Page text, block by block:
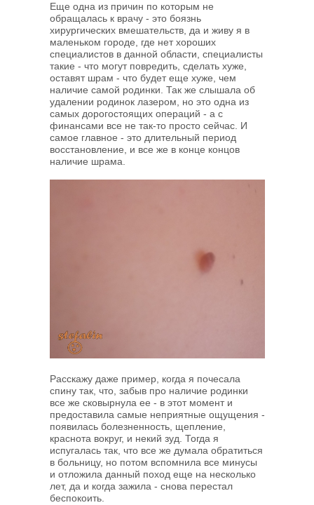
Еще одна из причин по которым не
обращалась к врачу - это боязнь
хирургических вмешательств, да и живу я в
маленьком городе, где нет хороших
специалистов в данной области, специалисты
такие - что могут повредить, сделать хуже,
оставят шрам - что будет еще хуже, чем
наличие самой родинки. Так же слышала об
удалении родинок лазером, но это одна из
самых дорогостоящих операций - а с
финансами все не так-то просто сейчас. И
самое главное - это длительный период
восстановление, и все же в конце концов
наличие шрама.
Расскажу даже пример, когда я почесала
спину так, что, забыв про наличие родинки
все же сковырнула ее - в этот момент и
предоставила самые неприятные ощущения -
появилась болезненность, щепление,
краснота вокруг, и некий зуд. Тогда я
испугалась так, что все же думала обратиться
в больницу, но потом вспомнила все минусы
и отложила данный поход еще на несколько
лет, да и когда зажила - снова перестал
беспокоить.